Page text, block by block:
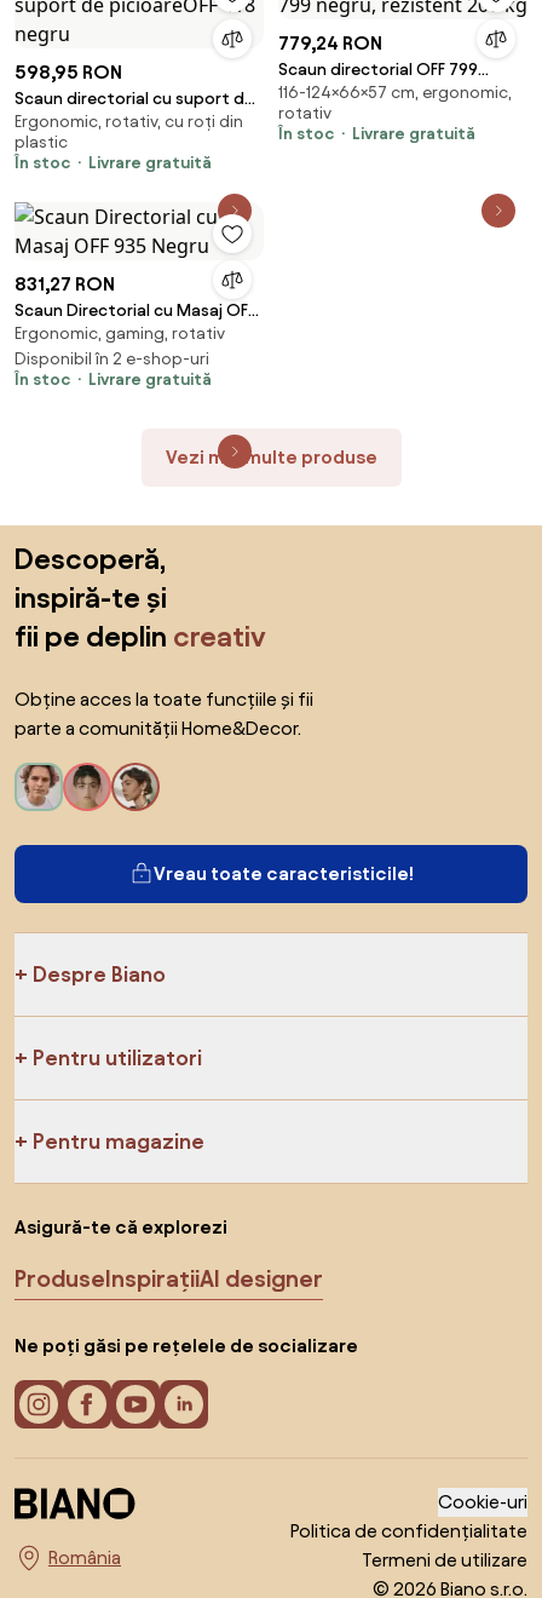
598,95 RON
Scaun directorial cu suport de
picioareOFF 418 negru
Ergonomic, rotativ, cu roți din
plastic
În stoc
Livrare gratuită
779,24 RON
Scaun directorial OFF 799
negru, rezistent 200 kg
116-124×66×57 cm, ergonomic,
rotativ
În stoc
Livrare gratuită
831,27 RON
Scaun Directorial cu Masaj OFF
935 Negru
Ergonomic, gaming, rotativ
Disponibil în 2 e-shop-uri
În stoc
Livrare gratuită
Vezi mai multe produse
Descoperă,
inspiră-te și
fii pe deplin creativ
Obține acces la toate funcțiile și fii
parte a comunității Home&Decor.
Vreau toate caracteristicile!
Despre Biano
Pentru utilizatori
Pentru magazine
Asigură-te că explorezi
ProduseInspirațiiAI designer
Ne poți găsi pe rețelele de socializare
Alege țara
Cookie-uri
Politica de confidențialitate
Termeni de utilizare
© 2026 Biano s.r.o.